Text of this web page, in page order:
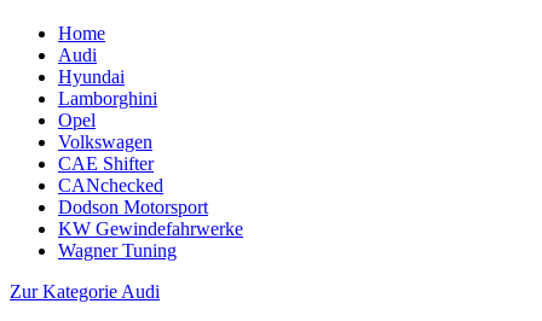
Home
Audi
Hyundai
Lamborghini
Opel
Volkswagen
CAE Shifter
CANchecked
Dodson Motorsport
KW Gewindefahrwerke
Wagner Tuning
Zur Kategorie Audi